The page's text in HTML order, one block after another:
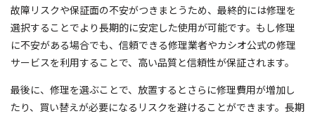
故障リスクや保証面の不安がつきまとうため、最終的には修理を
選択することでより長期的に安定した使用が可能です。もし修理
に不安がある場合でも、信頼できる修理業者やカシオ公式の修理
サービスを利用することで、高い品質と信頼性が保証されます。
最後に、修理を選ぶことで、放置するとさらに修理費用が増加し
たり、買い替えが必要になるリスクを避けることができます。長期